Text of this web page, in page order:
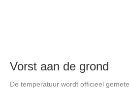
Vorst aan de grond
De temperatuur wordt officieel